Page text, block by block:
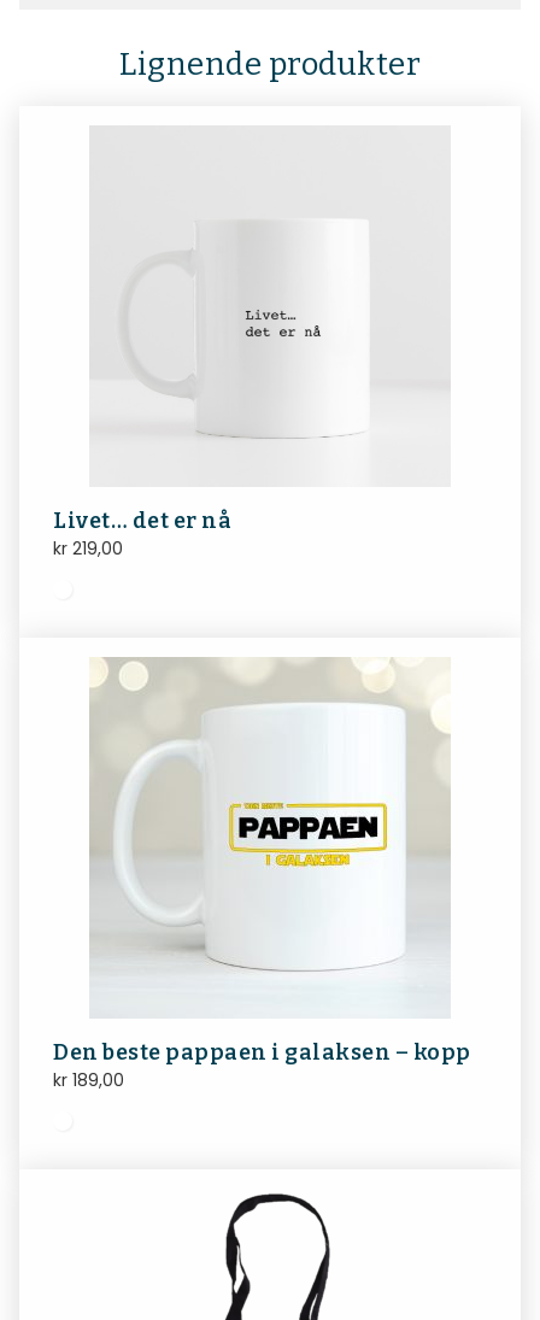
Lignende produkter
Livet… det er nå
kr 219,00
Den beste pappaen i galaksen – kopp
kr 189,00